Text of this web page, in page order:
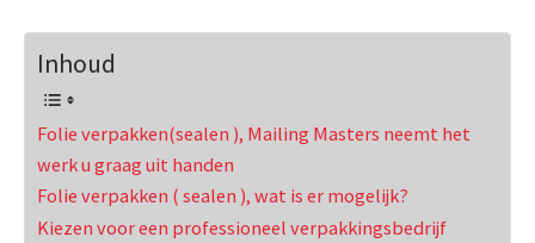
Inhoud
Folie verpakken(sealen ), Mailing Masters neemt het
werk u graag uit handen
Folie verpakken ( sealen ), wat is er mogelijk?
Kiezen voor een professioneel verpakkingsbedrijf